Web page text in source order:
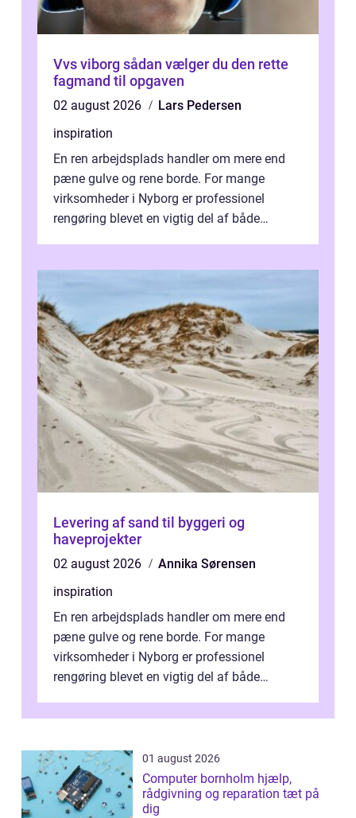
Vvs viborg sådan vælger du den rette
fagmand til opgaven
02 august 2026
Lars Pedersen
inspiration
En ren arbejdsplads handler om mere end
pæne gulve og rene borde. For mange
virksomheder i Nyborg er professionel
rengøring blevet en vigtig del af både
Levering af sand til byggeri og
haveprojekter
02 august 2026
Annika Sørensen
inspiration
En ren arbejdsplads handler om mere end
pæne gulve og rene borde. For mange
virksomheder i Nyborg er professionel
rengøring blevet en vigtig del af både
samlede ...
01 august 2026
Computer bornholm hjælp,
rådgivning og reparation tæt på
dig